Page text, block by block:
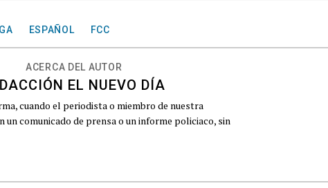
ESPAÑOL FCC
ACERCA DEL AUTOR
EL NUEVO DÍA
cuando el periodista o miembro de nuestra
un comunicado de prensa o un informe policiaco, sin